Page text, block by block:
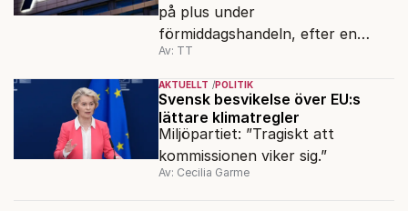
på plus under
förmiddagshandeln, efter en
inledning nedåt – trots ett högre
oljepris och AI-oro.
Av: TT
AKTUELLT POLITIK
Svensk besvikelse över EU:s
lättare klimatregler
Miljöpartiet: ”Tragiskt att
kommissionen viker sig.”
Av: Cecilia Garme